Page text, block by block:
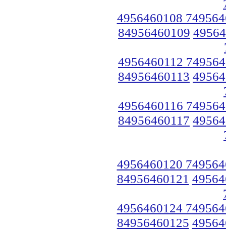
4956460108
84956460109
4956460112
84956460113
4956460116
84956460117
4956460120
84956460121
4956460124
84956460125